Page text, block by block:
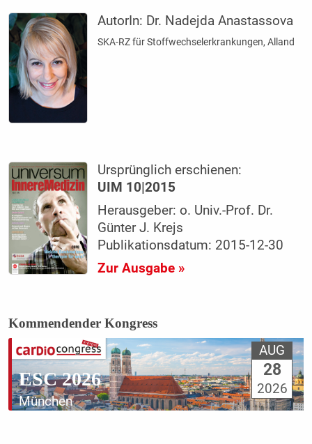
AutorIn: Dr. Nadejda Anastassova
SKA-RZ für Stoffwechselerkrankungen, Alland
Ursprünglich erschienen:
UIM 10|2015
Herausgeber: o. Univ.-Prof. Dr.
Günter J. Krejs
Publikationsdatum: 2015-12-30
Zur Ausgabe »
Kommendender Kongress
ESC 2026
München
AUG
28
2026